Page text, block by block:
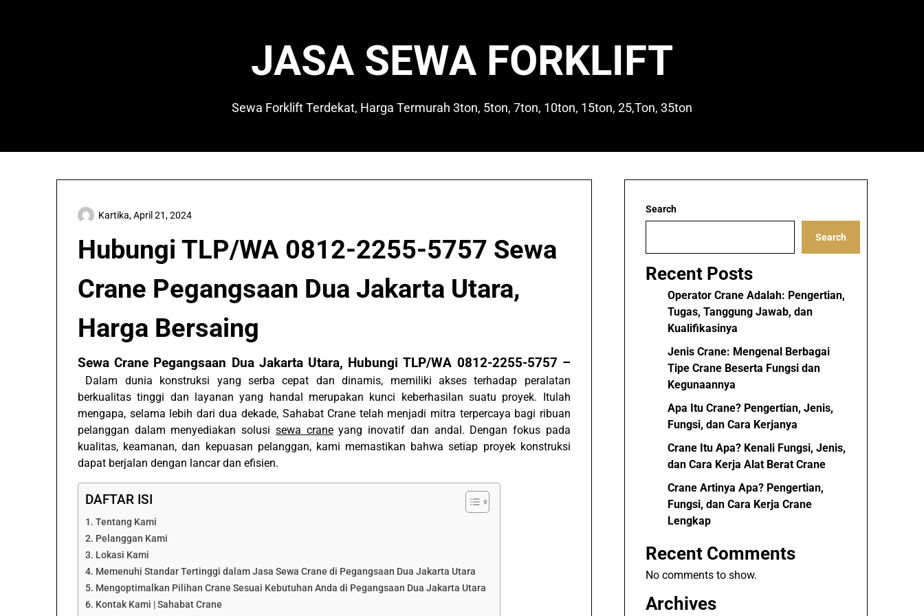
JASA SEWA FORKLIFT
Sewa Forklift Terdekat, Harga Termurah 3ton, 5ton, 7ton, 10ton, 15ton, 25,Ton, 35ton
Hubungi TLP/WA 0812-2255-5757 Sewa
Crane Pegangsaan Dua Jakarta Utara,
Harga Bersaing
Kartika,April 21, 2024
Sewa Crane Pegangsaan Dua Jakarta Utara, Hubungi TLP/WA 0812-2255-5757 –
Dalam dunia konstruksi yang serba cepat dan dinamis, memiliki akses terhadap peralatan
berkualitas tinggi dan layanan yang handal merupakan kunci keberhasilan suatu proyek. Itulah
mengapa, selama lebih dari dua dekade, Sahabat Crane telah menjadi mitra terpercaya bagi ribuan
pelanggan dalam menyediakan solusi sewa craneyang inovatif dan andal. Dengan fokus pada
kualitas, keamanan, dan kepuasan pelanggan, kami memastikan bahwa setiap proyek konstruksi
dapat berjalan dengan lancar dan efisien.
DAFTAR ISI
Tentang Kami
Pelanggan Kami
Lokasi Kami
Memenuhi Standar Tertinggi dalam Jasa Sewa Crane di Pegangsaan Dua Jakarta Utara
Mengoptimalkan Pilihan Crane Sesuai Kebutuhan Anda di Pegangsaan Dua Jakarta Utara
Kontak Kami | Sahabat Crane
Search
Search
Recent Posts
Operator Crane Adalah: Pengertian,
Tugas, Tanggung Jawab, dan
Kualifikasinya
Jenis Crane: Mengenal Berbagai
Tipe Crane Beserta Fungsi dan
Kegunaannya
Apa Itu Crane? Pengertian, Jenis,
Fungsi, dan Cara Kerjanya
Crane Itu Apa? Kenali Fungsi, Jenis,
dan Cara Kerja Alat Berat Crane
Crane Artinya Apa? Pengertian,
Fungsi, dan Cara Kerja Crane
Lengkap
Recent Comments
No comments to show.
Archives